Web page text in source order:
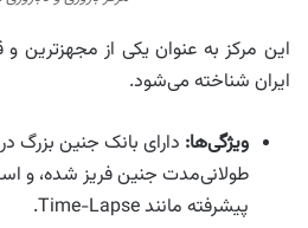
این مرکز به عنوان یکی از مجهزترین و
ایران شناخته می‌شود.
ویژگی‌ها: دارای بانک جنین بزرگ
طولانی‌مدت جنین فریز شده، و
پیشرفته مانند Time-Lapse.